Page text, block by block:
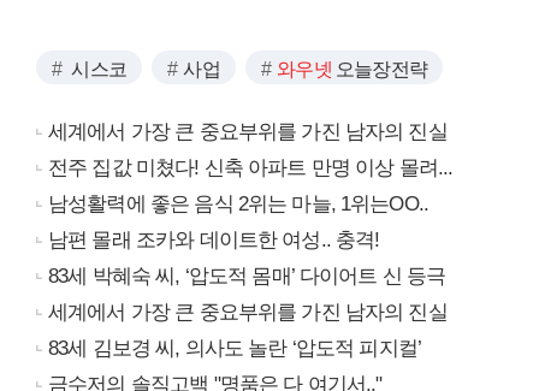
시스코 사업 와우넷 오늘장전략
세계에서 가장 큰 중요부위를 가진 남자의 진실
전주 집값 미쳤다! 신축 아파트 만명 이상 몰려...
남성활력에 좋은 음식 2위는 마늘, 1위는OO..
남편 몰래 조카와 데이트한 여성.. 충격!
83세 박혜숙 씨, ‘압도적 몸매’ 다이어트 신 등극
세계에서 가장 큰 중요부위를 가진 남자의 진실
83세 김보경 씨, 의사도 놀란 ‘압도적 피지컬’
금수저의 솔직고백 "명품은 다 여기서.."